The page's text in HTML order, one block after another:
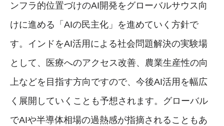
ンフラ的位置づけのAI開発をグローバルサウス向
けに進める「AIの民主化」を進めていく方針で
す。インドをAI活用による社会問題解決の実験場
として、医療へのアクセス改善、農業生産性の向
上などを目指す方向ですので、今後AI活用を幅広
く展開していくことも予想されます。グローバル
でAIや半導体相場の過熱感が指摘されることもあ